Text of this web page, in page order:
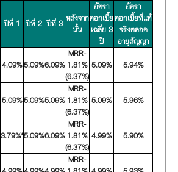
ปีที่ 1 ปีที่ 2 ปีที่ 3 หลังจาก
นั้น
อัตรา
ดอกเบี้ย
เฉลี่ย 3
ปี
อัตรา
ดอกเบี้ยที่แท้
จริงตลอด
อายุสัญญา
4.09%5.09%6.09%
MRR-
1.81%
(6.37%)
5.09% 5.94%
5.09%5.09%5.09%
MRR-
1.81%
(6.37%)
5.09% 5.96%
3.79%*5.09%6.09%
MRR-
1.81%
(6.37%)
4.99% 5.90%
MRR-